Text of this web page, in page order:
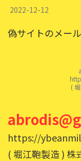
2022-12-12
偽サイトのメー
(
https://
( 堀江鞄製造 ) 株